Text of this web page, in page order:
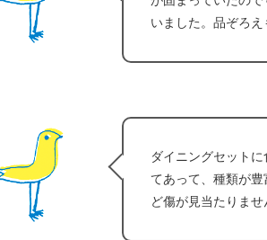
いました。品ぞろえ
ダイニングセット
てあって、種類が
ど傷が見当たりませ